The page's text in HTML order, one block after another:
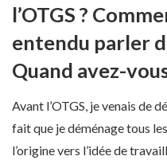
l’OTGS ?
entendu parler
Quand avez-
Avant l’OTGS, je venais de
fait que je déménage tous
l’origine vers l’idée de